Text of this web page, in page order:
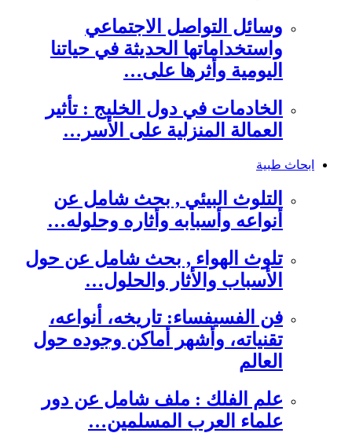
وسائل التواصل الاجتماعي
واستخداماتها الحديثة في حياتنا
اليومية وأثرها على…
الخادمات في دول الخليج : تأثير
العمالة المنزلية على الأسر…
ابحاث طبية
التلوث البيئي , بحث شامل عن
أنواعه وأسبابه وأثاره وحلوله…
تلوث الهواء , بحث شامل عن حول
الأسباب والأثار والحلول…
فن الفسيفساء: تاريخه، أنواعه،
تقنياته، وأشهر أماكن وجوده حول
العالم
علم الفلك : ملف شامل عن دور
علماء العرب المسلمين…